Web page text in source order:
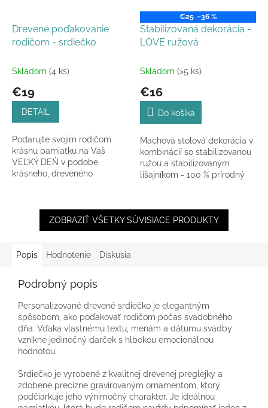
Drevené poďakovanie
rodičom - srdiečko
Skladom (4 ks)
€19
DETAIL
Podarujte svojim rodičom
krásnu pamiatku na Váš
VEĽKÝ DEŇ v podobe
krásneho, dreveného
moment, kedy ste sa...
€25 –36 %
Stabilizovaná dekorácia -
LOVE ružová
Skladom (>5 ks)
€16
Do košíka
Machová stolová dekorácia v
kombinácií so stabilizovanou
ružou a stabilizovaným
lišajníkom - 100 % prírodný
ZOBRAZIŤ VŠETKY SÚVISIACE PRODUKTY
Popis Hodnotenie Diskusia
Podrobný popis
Personalizované drevené srdiečko je elegantným
spôsobom, ako poďakovať rodičom počas svadobného
dňa. Vďaka vlastnému textu, menám a dátumu svadby
vznikne jedinečný darček s hlbokou emocionálnou
hodnotou.
Srdiečko je vyrobené z kvalitnej drevenej preglejky a
zdobené precízne gravírovaným ornamentom, ktorý
podčiarkuje jeho výnimočný charakter. Je ideálnou